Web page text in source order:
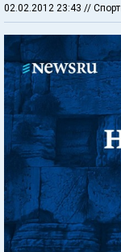
02.02.2012 23:43 // Спорт